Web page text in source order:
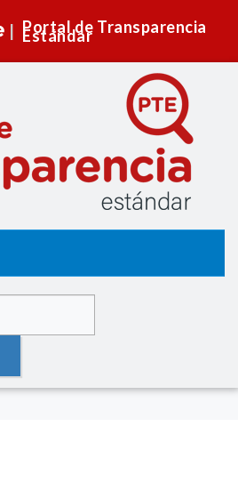
Portal de Transparencia
Estándar